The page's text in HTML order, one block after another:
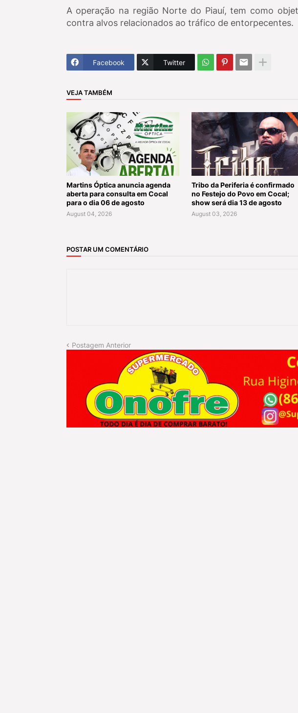
A operação na região Norte do Piauí, tem como
contra alvos relacionados ao tráfico de entorpecentes.
Facebook Twitter
VEJA TAMBÉM
Martins Óptica anuncia agenda
aberta para consulta em Cocal
para o dia 06 de agosto
August 04, 2026
Tribo da Periferia é confirmado
no Festejo do Povo em Cocal;
show será dia 13 de agosto
August 03, 2026
POSTAR UM COMENTÁRIO
Postagem Anterior